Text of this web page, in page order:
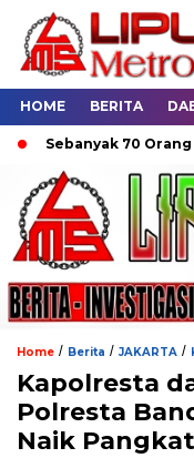
HOME BERITA
Sebanyak 70 Orang di
Home / Berita / JAKARTA /
Kapolresta
Polresta
Naik Pangkat